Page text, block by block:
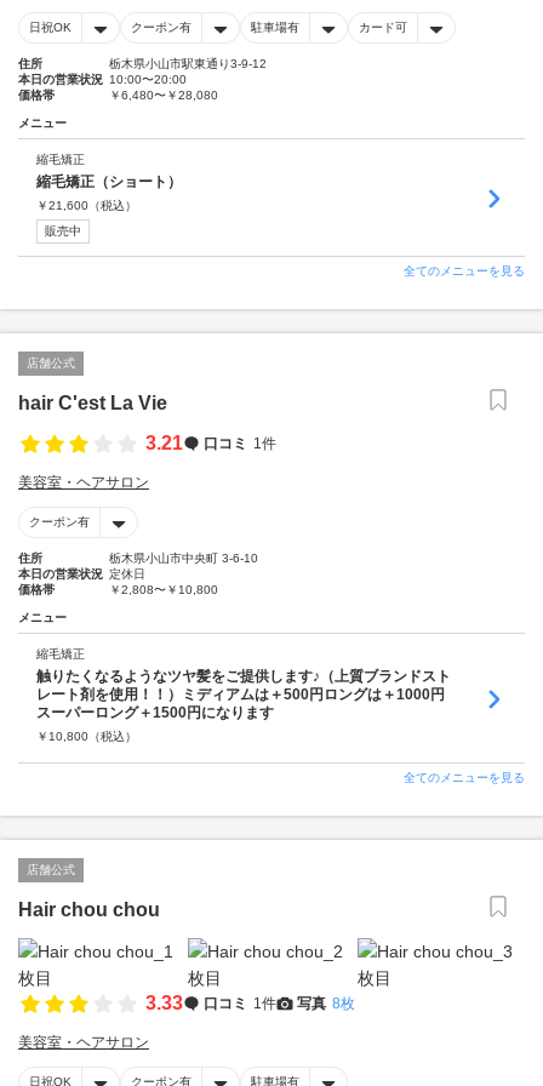
日祝OK クーポン有 駐車場有 カード可
住所
栃木県小山市駅東通り3-9-12
本日の営業状況 10:00〜20:00
価格帯
￥6,480〜￥28,080
メニュー
縮毛矯正
縮毛矯正（ショート）
￥21,600 （税込）
販売中
全てのメニューを見る
店舗公式
hair C'est La Vie
3.21
口コミ 1件
美容室・ヘアサロン
クーポン有
住所
栃木県小山市中央町 3-6-10
本日の営業状況 定休日
価格帯
￥2,808〜￥10,800
メニュー
縮毛矯正
触りたくなるようなツヤ髪をご提供します♪（上質ブランドスト
レート剤を使用！！）ミディアムは＋500円ロングは＋1000円
スーパーロング＋1500円になります
￥ 10,800 （税込）
全てのメニューを見る
店舗公式
Hair chou chou
3.33 口コミ 1件 写真 8枚
美容室・ヘアサロン
日祝OK クーポン有 駐車場有